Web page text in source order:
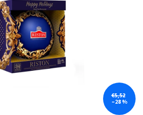
€5,52
–28 %